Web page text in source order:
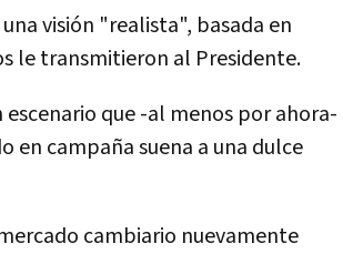
visión "realista", basada en
le transmitieron al Presidente.
que -al menos por ahora-
en campaña suena a una dulce
cambiario nuevamente